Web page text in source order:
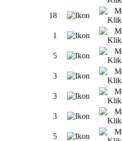
18
1
5
3
3
3
5